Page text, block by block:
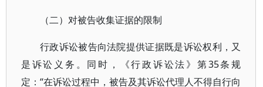
（二）对被告收集证据的限制
行政诉讼被告向法院提供证据既是诉讼权利，又
是诉讼义务。同时，《行政诉讼法》第35条规
定：“在诉讼过程中，被告及其诉讼代理人不得自行向